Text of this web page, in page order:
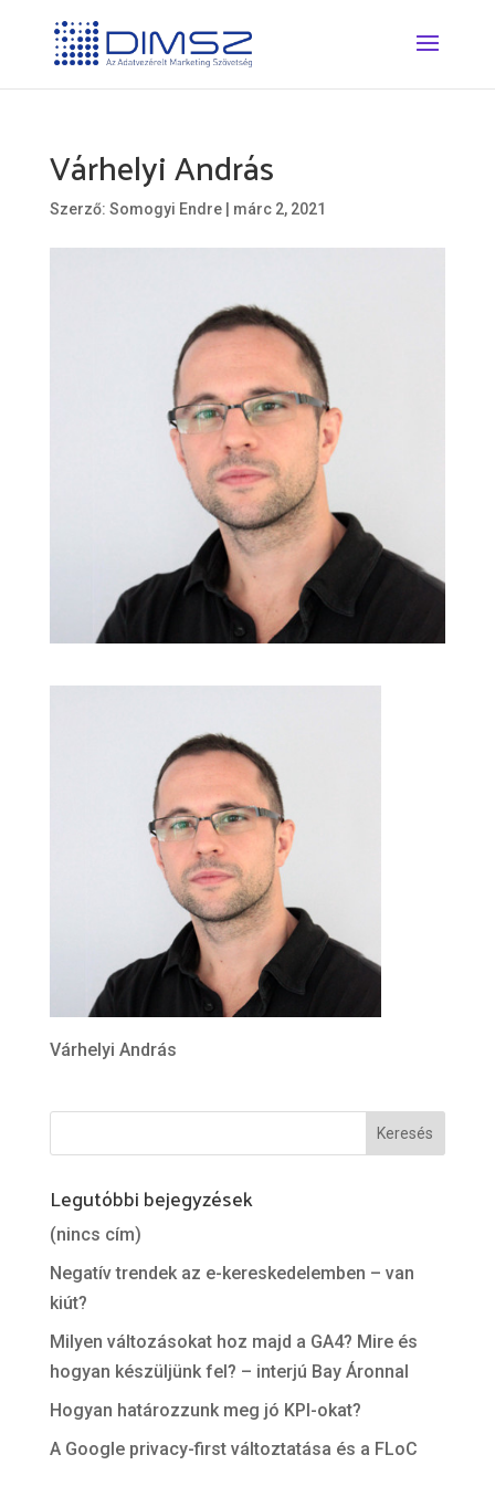
Várhelyi András
Szerző: Somogyi Endre| márc 2, 2021
Várhelyi András
Legutóbbi bejegyzések
(nincs cím)
Negatív trendek az e-kereskedelemben – van
kiút?
Milyen változásokat hoz majd a GA4? Mire és
hogyan készüljünk fel? – interjú Bay Áronnal
Hogyan határozzunk meg jó KPI-okat?
A Google privacy-first változtatása és a FLoC